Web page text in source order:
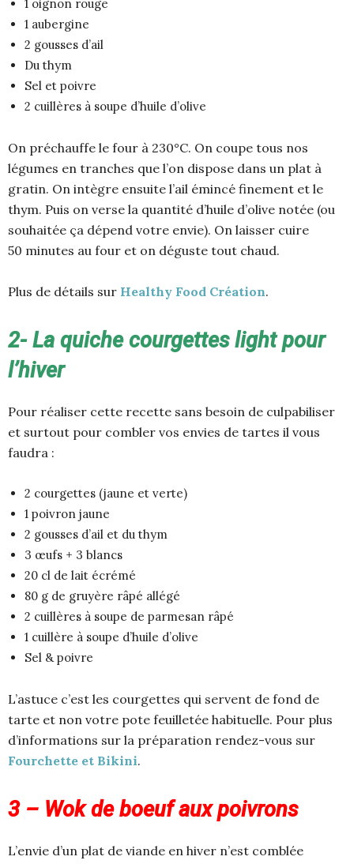
1 oignon rouge
1 aubergine
2 gousses d’ail
Du thym
Sel et poivre
2 cuillères à soupe d’huile d’olive
On préchauffe le four à 230°C. On coupe tous nos
légumes en tranches que l’on dispose dans un plat à
gratin. On intègre ensuite l’ail émincé finement et le
thym. Puis on verse la quantité d’huile d’olive notée (ou
souhaitée ça dépend votre envie). On laisser cuire
50 minutes au four et on déguste tout chaud.
Plus de détails sur Healthy Food Création.
2- La quiche courgettes light pour
l’hiver
Pour réaliser cette recette sans besoin de culpabiliser
et surtout pour combler vos envies de tartes il vous
faudra :
2 courgettes (jaune et verte)
1 poivron jaune
2 gousses d’ail et du thym
3 œufs + 3 blancs
20 cl de lait écrémé
80 g de gruyère râpé allégé
2 cuillères à soupe de parmesan râpé
1 cuillère à soupe d’huile d’olive
Sel & poivre
L’astuce c’est les courgettes qui servent de fond de
tarte et non votre pote feuilletée habituelle. Pour plus
d’informations sur la préparation rendez-vous sur
Fourchette et Bikini.
3 – Wok de boeuf aux poivrons
L’envie d’un plat de viande en hiver n’est comblée